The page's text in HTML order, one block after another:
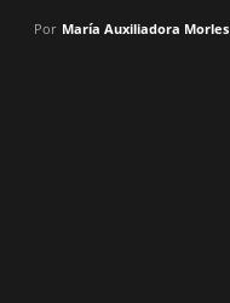
Por María Auxiliadora Morles